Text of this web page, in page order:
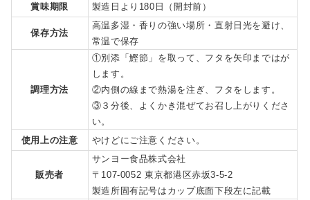
賞味期限
製造日より180日（開封前）
保存方法
高温多湿・香りの強い場所・直射日光を避け、
常温で保存
調理方法
①別添「鰹節」を取って、フタを矢印まではが
します。
②内側の線まで熱湯を注ぎ、フタをします。
③３分後、よくかき混ぜてお召し上がりくださ
い。
使用上の注意
やけどにご注意ください。
販売者
サンヨー食品株式会社
〒107-0052 東京都港区赤坂3-5-2
製造所固有記号はカップ底面下段左に記載